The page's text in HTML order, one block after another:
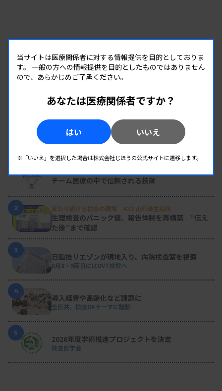
RANKING
チーム医療の中で信頼される技師
2 変わり続ける検査の現場 #32 山形済生病院
生理検査のパニック値、報告体制を再構築 “伝え
た後”まで確認
3
日臨技リエゾンが現地入り、病院検査室を視察
8月8・9両日にはDVT検診へ
4
導入経費や高齢化など課題に
全医共、検査DXテーマに議論
5
2026年度学術推進プロジェクトを決定
検査医学会
当サイトは医療関係者に対する情報提供を目的としておりま
す。 一般の方への情報提供を目的としたものではありません
ので、あらかじめご了承ください。
あなたは医療関係者ですか？
はい いいえ
※「いいえ」を選択した場合は株式会社じほうの公式サイトに遷移します。